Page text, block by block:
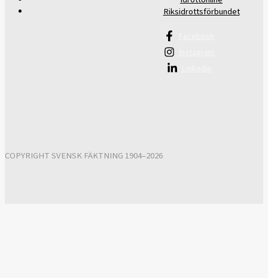
Riksidrottsförbundet
COPYRIGHT SVENSK FÄKTNING 1904–2026